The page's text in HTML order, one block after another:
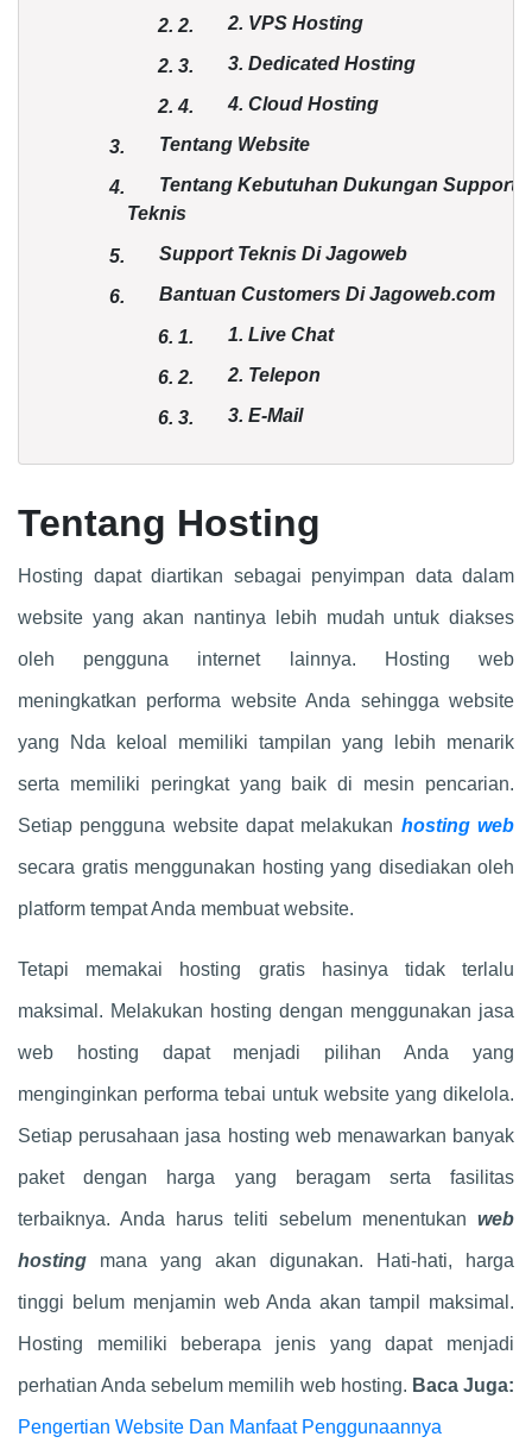
2.2. 2. VPS Hosting
2. 3. 3. Dedicated Hosting
2.4. 4. Cloud Hosting
3. Tentang Website
4.
Tentang Kebutuhan Dukungan Support
Teknis
5. Support Teknis Di Jagoweb
6. Bantuan Customers Di Jagoweb.com
6. 1. 1. Live Chat
6.2. 2. Telepon
6. 3. 3. E-Mail
Tentang Hosting
Hosting dapat diartikan sebagai penyimpan data dalam
website yang akan nantinya lebih mudah untuk diakses
oleh pengguna internet lainnya. Hosting web
meningkatkan performa website Anda sehingga website
yang Nda keloal memiliki tampilan yang lebih menarik
serta memiliki peringkat yang baik di mesin pencarian.
Setiap pengguna website dapat melakukan hosting web
secara gratis menggunakan hosting yang disediakan oleh
platform tempat Anda membuat website.
Tetapi memakai hosting gratis hasinya tidak terlalu
maksimal. Melakukan hosting dengan menggunakan jasa
web hosting dapat menjadi pilihan Anda yang
menginginkan performa tebai untuk website yang dikelola.
Setiap perusahaan jasa hosting web menawarkan banyak
paket dengan harga yang beragam serta fasilitas
terbaiknya. Anda harus teliti sebelum menentukan web
hosting mana yang akan digunakan. Hati-hati, harga
tinggi belum menjamin web Anda akan tampil maksimal.
Hosting memiliki beberapa jenis yang dapat menjadi
perhatian Anda sebelum memilih web hosting. Baca Juga:
Pengertian Website Dan Manfaat Penggunaannya